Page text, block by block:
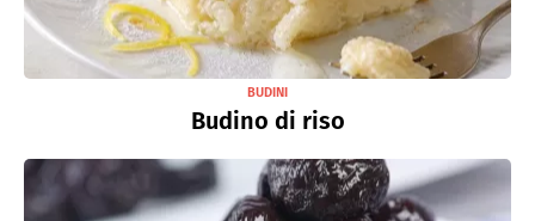
BUDINI
Budino di riso